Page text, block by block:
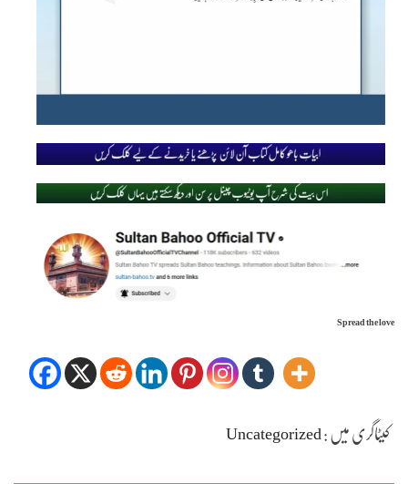
Spread the love
کیٹاگری میں : Uncategorized